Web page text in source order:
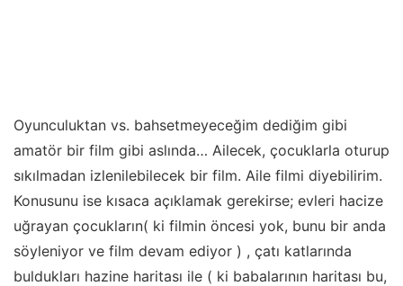
Oyunculuktan vs. bahsetmeyeceğim dediğim gibi
amatör bir film gibi aslında… Ailecek, çocuklarla oturup
sıkılmadan izlenilebilecek bir film. Aile filmi diyebilirim.
Konusunu ise kısaca açıklamak gerekirse; evleri hacize
uğrayan çocukların( ki filmin öncesi yok, bunu bir anda
söyleniyor ve film devam ediyor ) , çatı katlarında
buldukları hazine haritası ile ( ki babalarının haritası bu,